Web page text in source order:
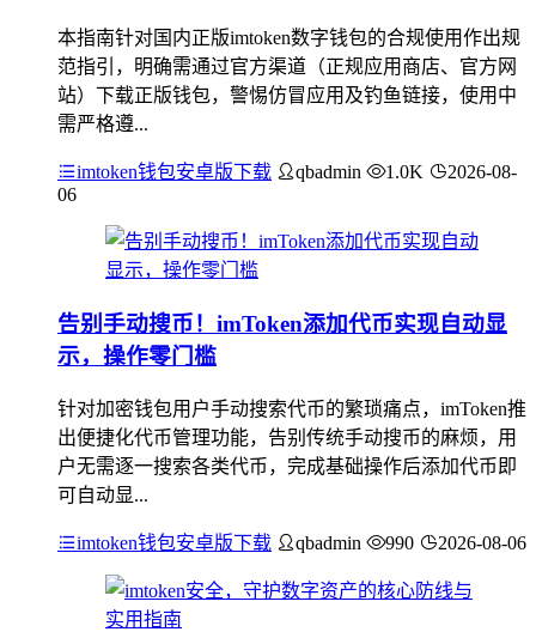
本指南针对国内正版imtoken数字钱包的合规使用作出规
范指引，明确需通过官方渠道（正规应用商店、官方网
站）下载正版钱包，警惕仿冒应用及钓鱼链接，使用中
需严格遵...
imtoken钱包安卓版下载 qbadmin 1.0K
2026-08-
06
告别手动搜币！imToken添加代币实现自动显
示，操作零门槛
针对加密钱包用户手动搜索代币的繁琐痛点，imToken推
出便捷化代币管理功能，告别传统手动搜币的麻烦，用
户无需逐一搜索各类代币，完成基础操作后添加代币即
可自动显...
imtoken钱包安卓版下载 qbadmin 990 2026-08-06